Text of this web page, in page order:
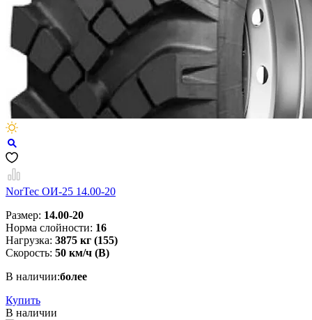
NorTec ОИ-25 14.00-20
Размер: 14.00-20
Норма слойности: 16
Нагрузка: 3875 кг (155)
Скорость: 50 км/ч (В)
В наличии:более
Купить
В наличии